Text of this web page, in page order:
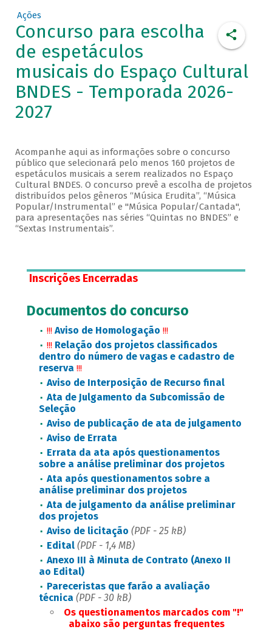
Ações
Concurso para escolha
de espetáculos
musicais do Espaço Cultural
BNDES - Temporada 2026-
2027
Acompanhe aqui as informações sobre o concurso
público que selecionará pelo menos 160 projetos de
espetáculos musicais a serem realizados no Espaço
Cultural BNDES. O concurso prevê a escolha de projetos
distribuídos pelos gêneros “Música Erudita”, “Música
Popular/Instrumental” e "Música Popular/Cantada",
para apresentações nas séries “Quintas no BNDES” e
“Sextas Instrumentais”.
Inscrições Encerradas
Documentos do concurso
!!!Aviso de Homologação !!!
!!! Relação dos projetos classificados
dentro do número de vagas e cadastro de
reserva !!!
Aviso de Interposição de Recurso final
Ata de Julgamento da Subcomissão de
Seleção
Aviso de publicação de ata de julgamento
Aviso de Errata
Errata da ata após questionamentos
sobre a análise preliminar dos projetos
Ata após questionamentos sobre a
análise preliminar dos projetos
Ata de julgamento da análise preliminar
dos projetos
Aviso de licitação (PDF - 25 kB)
Edital (PDF - 1,4 MB)
Anexo III à Minuta de Contrato (Anexo II
ao Edital)
Pareceristas que farão a avaliação
técnica (PDF - 30 kB)
Os questionamentos marcados com "!"
abaixo são perguntas frequentes